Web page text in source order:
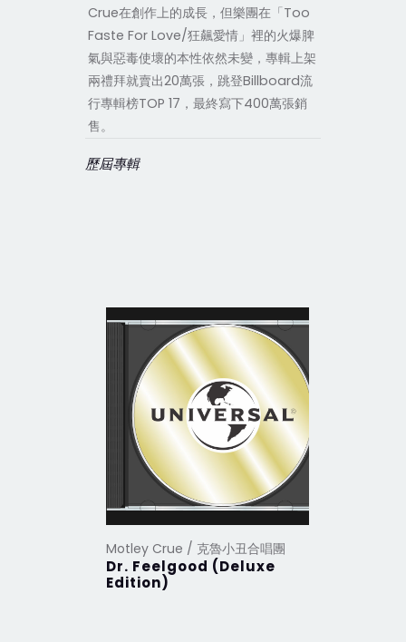
Crue在創作上的成長，但樂團在「Too
Faste For Love/狂飆愛情」裡的火爆脾
氣與惡毒使壞的本性依然未變，專輯上架
兩禮拜就賣出20萬張，跳登Billboard流
行專輯榜TOP 17，最終寫下400萬張銷
售。
歷屆專輯
Motley Crue / 克魯小丑合唱團
Dr. Feelgood (Deluxe
Edition)